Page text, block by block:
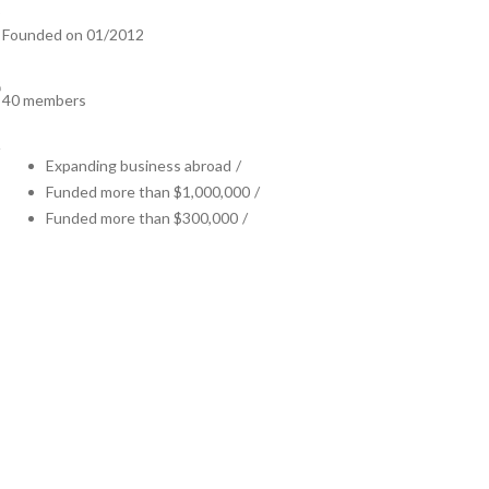
Founded on 01/2012
40 members
Expanding business abroad /
Funded more than $1,000,000 /
Funded more than $300,000 /